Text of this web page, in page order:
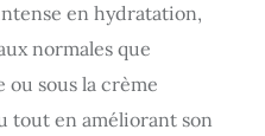
en hydratation,
normales que
sous la crème
tout en améliorant son